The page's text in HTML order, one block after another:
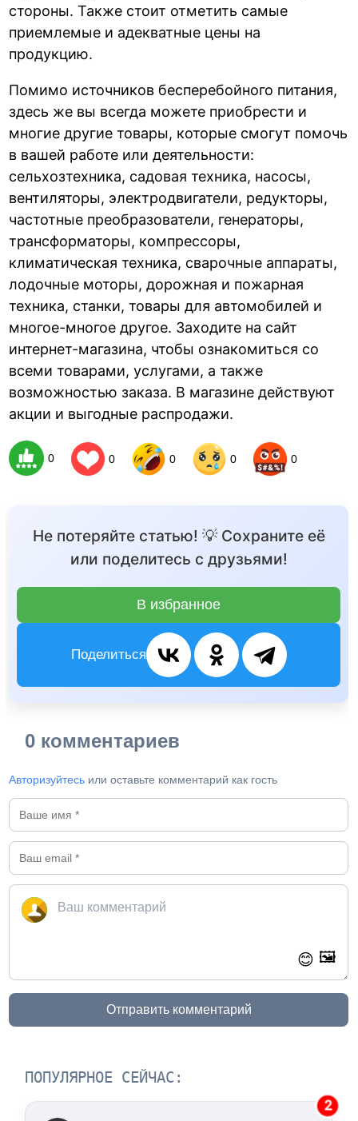
стороны. Также стоит отметить самые
приемлемые и адекватные цены на
продукцию.
Помимо источников бесперебойного питания,
здесь же вы всегда можете приобрести и
многие другие товары, которые смогут помочь
в вашей работе или деятельности:
сельхозтехника, садовая техника, насосы,
вентиляторы, электродвигатели, редукторы,
частотные преобразователи, генераторы,
трансформаторы, компрессоры,
климатическая техника, сварочные аппараты,
лодочные моторы, дорожная и пожарная
техника, станки, товары для автомобилей и
многое-многое другое. Заходите на сайт
интернет-магазина, чтобы ознакомиться со
всеми товарами, услугами, а также
возможностью заказа. В магазине действуют
акции и выгодные распродажи.
0 0 0 0 0
Не потеряйте статью! 💡 Сохраните её
или поделитесь с друзьями!
В избранное
Поделиться
0 комментариев
Авторизуйтесь или оставьте комментарий как гость
😊 🖼️
Отправить комментарий
ПОПУЛЯРНОЕ СЕЙЧАС:
2